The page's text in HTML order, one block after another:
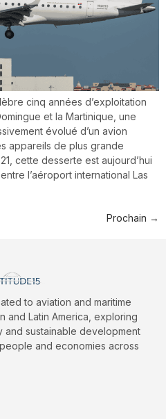
cinq années d’exploitation
et la Martinique, une
évolué d’un avion
appareils de plus grande
cette desserte est aujourd’hui
l’aéroport international Las
Prochain →
to aviation and maritime
and Latin America, exploring
and sustainable development
and economies across